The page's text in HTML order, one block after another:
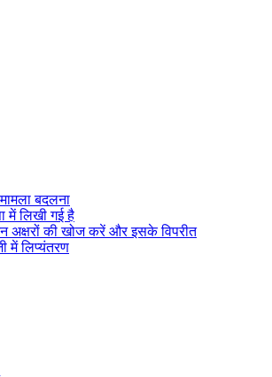
बदलना
में लिखी गई है
अक्षरों की खोज करें और इसके विपरीत
में लिप्यंतरण